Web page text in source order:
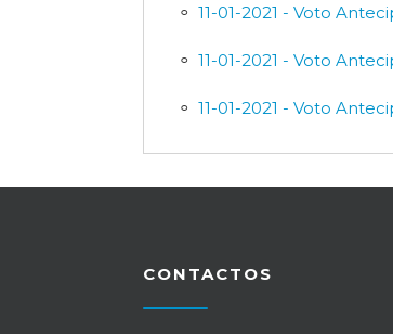
11-01-2021 - Voto
11-01-2021 - Voto
11-01-2021 - Voto
CONTACTOS